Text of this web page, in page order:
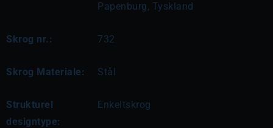
Papenburg, Tyskland
Skrog nr.: 732
Skrog Materiale: Stål
Strukturel
designtype:
Enkeltskrog